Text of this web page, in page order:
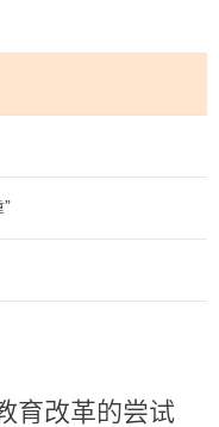
”
育改革的尝试